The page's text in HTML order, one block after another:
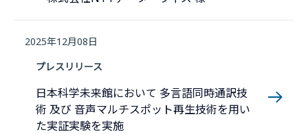
2025年12月08日
プレスリリース
日本科学未来館において 多言語同時通訳技
術 及び 音声マルチスポット再生技術を用い
た実証実験を実施